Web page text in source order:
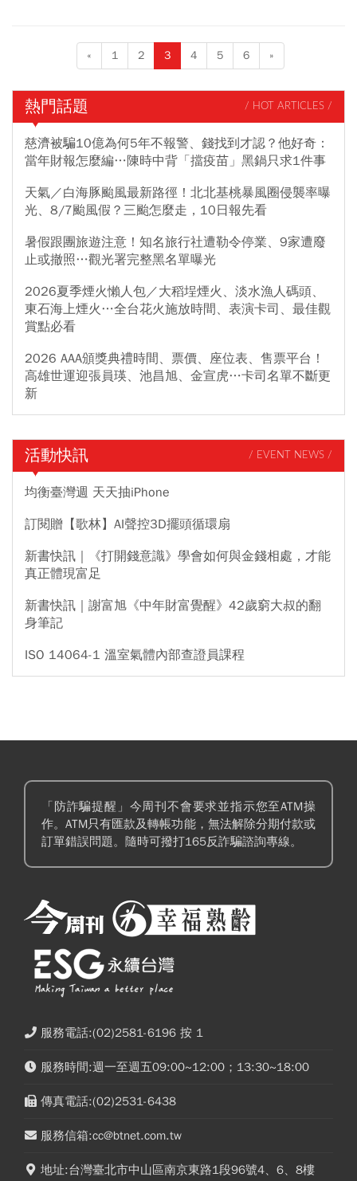
« 1 2 3 4 5 6 »
熱門話題 / HOT ARTICLES /
慈濟被騙10億為何5年不報警、錢找到才認？他好奇：
當年財報怎麼編…陳時中背「擋疫苗」黑鍋只求1件事
天氣／白海豚颱風最新路徑！北北基桃暴風圈侵襲率曝
光、8/7颱風假？三颱怎麼走，10日報先看
暑假跟團旅遊注意！知名旅行社遭勒令停業、9家遭廢
止或撤照…觀光署完整黑名單曝光
2026夏季煙火懶人包／大稻埕煙火、淡水漁人碼頭、
東石海上煙火…全台花火施放時間、表演卡司、最佳觀
賞點必看
2026 AAA頒獎典禮時間、票價、座位表、售票平台！
高雄世運迎張員瑛、池昌旭、金宣虎…卡司名單不斷更
新
活動快訊 / EVENT NEWS /
均衡臺灣週 天天抽iPhone
訂閱贈【歌林】AI聲控3D擺頭循環扇
新書快訊｜《打開錢意識》學會如何與金錢相處，才能
真正體現富足
新書快訊｜謝富旭《中年財富覺醒》42歲窮大叔的翻
身筆記
ISO 14064-1 溫室氣體內部查證員課程
「防詐騙提醒」今周刊不會要求並指示您至ATM操
作。ATM只有匯款及轉帳功能，無法解除分期付款或
訂單錯誤問題。隨時可撥打165反詐騙諮詢專線。
服務電話:(02)2581-6196 按 1
服務時間:週一至週五09:00~12:00；13:30~18:00
傳真電話:(02)2531-6438
服務信箱:cc@btnet.com.tw
地址:台灣臺北市中山區南京東路1段96號4、6、8樓